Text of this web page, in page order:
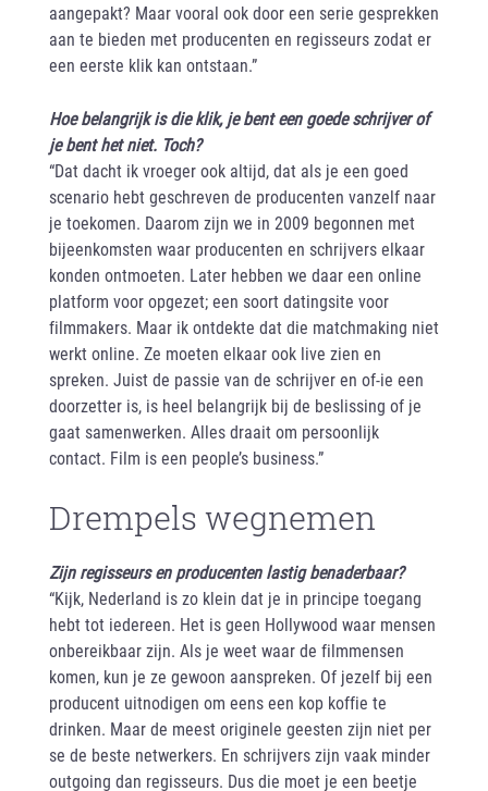
aangepakt? Maar vooral ook door een serie gesprekken
aan te bieden met producenten en regisseurs zodat er
een eerste klik kan ontstaan.”
Hoe belangrijk is die klik, je bent een goede schrijver of
je bent het niet. Toch?
“Dat dacht ik vroeger ook altijd, dat als je een goed
scenario hebt geschreven de producenten vanzelf naar
je toekomen. Daarom zijn we in 2009 begonnen met
bijeenkomsten waar producenten en schrijvers elkaar
konden ontmoeten. Later hebben we daar een online
platform voor opgezet; een soort datingsite voor
filmmakers. Maar ik ontdekte dat die matchmaking niet
werkt online. Ze moeten elkaar ook live zien en
spreken. Juist de passie van de schrijver en of-ie een
doorzetter is, is heel belangrijk bij de beslissing of je
gaat samenwerken. Alles draait om persoonlijk
contact. Film is een people’s business.”
Drempels wegnemen
Zijn regisseurs en producenten lastig benaderbaar?
“Kijk, Nederland is zo klein dat je in principe toegang
hebt tot iedereen. Het is geen Hollywood waar mensen
onbereikbaar zijn. Als je weet waar de filmmensen
komen, kun je ze gewoon aanspreken. Of jezelf bij een
producent uitnodigen om eens een kop koffie te
drinken. Maar de meest originele geesten zijn niet per
se de beste netwerkers. En schrijvers zijn vaak minder
outgoing dan regisseurs. Dus die moet je een beetje